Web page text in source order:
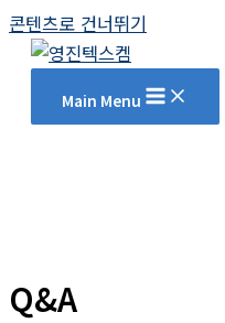
콘텐츠로 건너뛰기
Main Menu
Q&A